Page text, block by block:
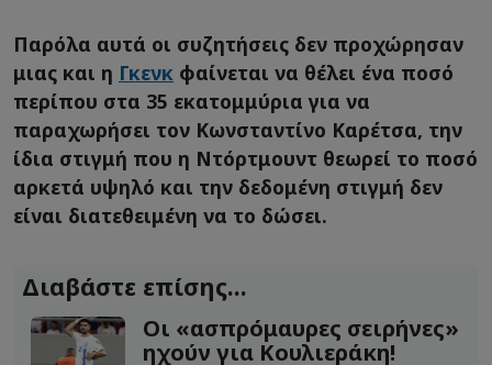
Παρόλα αυτά οι συζητήσεις δεν προχώρησαν
μιας και η Γκενκ φαίνεται να θέλει ένα ποσό
περίπου στα 35 εκατομμύρια για να
παραχωρήσει τον Κωνσταντίνο Καρέτσα, την
ίδια στιγμή που η Ντόρτμουντ θεωρεί το ποσό
αρκετά υψηλό και την δεδομένη στιγμή δεν
είναι διατεθειμένη να το δώσει.
Διαβάστε επίσης...
Οι «ασπρόμαυρες σειρήνες»
ηχούν για Κουλιεράκη!